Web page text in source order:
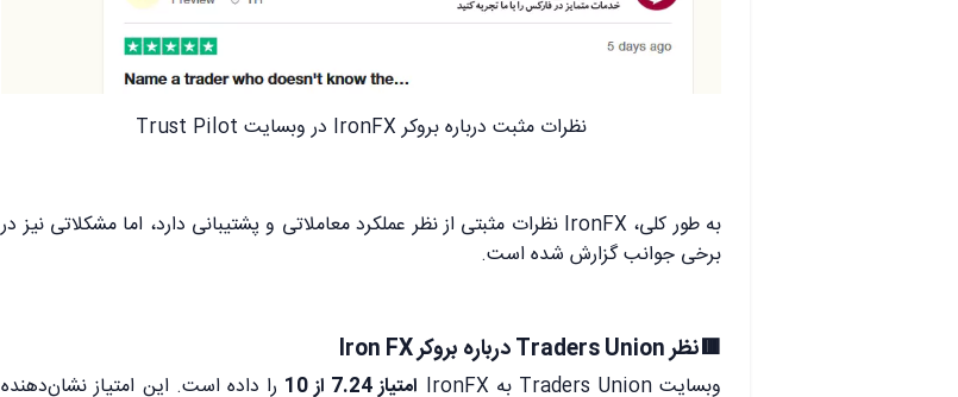
نظرات مثبت درباره بروکر IronFX در وبسایت Trust Pilot
به طور کلی، IronFX نظرات مثبتی از نظر عملکرد معاملاتی و پشتیبانی دارد، اما مشکلاتی نیز در
برخی جوانب گزارش شده است.
🟥نظر Traders Union درباره بروکر Iron FX
وبسایت Traders Union به IronFX امتیاز 7.24 از 10
را داده است. این امتیاز نشان‌دهنده